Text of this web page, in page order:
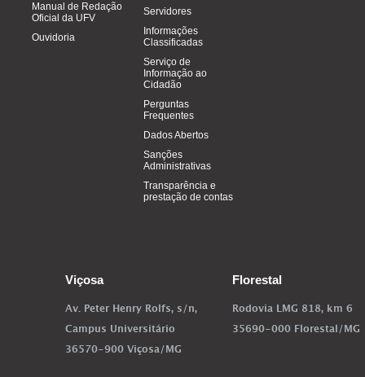
Manual de Redação
Oficial da UFV
Ouvidoria
Servidores
Informações
Classificadas
Serviço de
Informação ao
Cidadão
Perguntas
Frequentes
Dados Abertos
Sanções
Administrativas
Transparência e
prestação de contas
Viçosa
Av. Peter Henry Rolfs, s/n,
Campus Universitário
36570-900 Viçosa/MG
Florestal
Rodovia LMG 818, km 6
35690-000 Florestal/MG